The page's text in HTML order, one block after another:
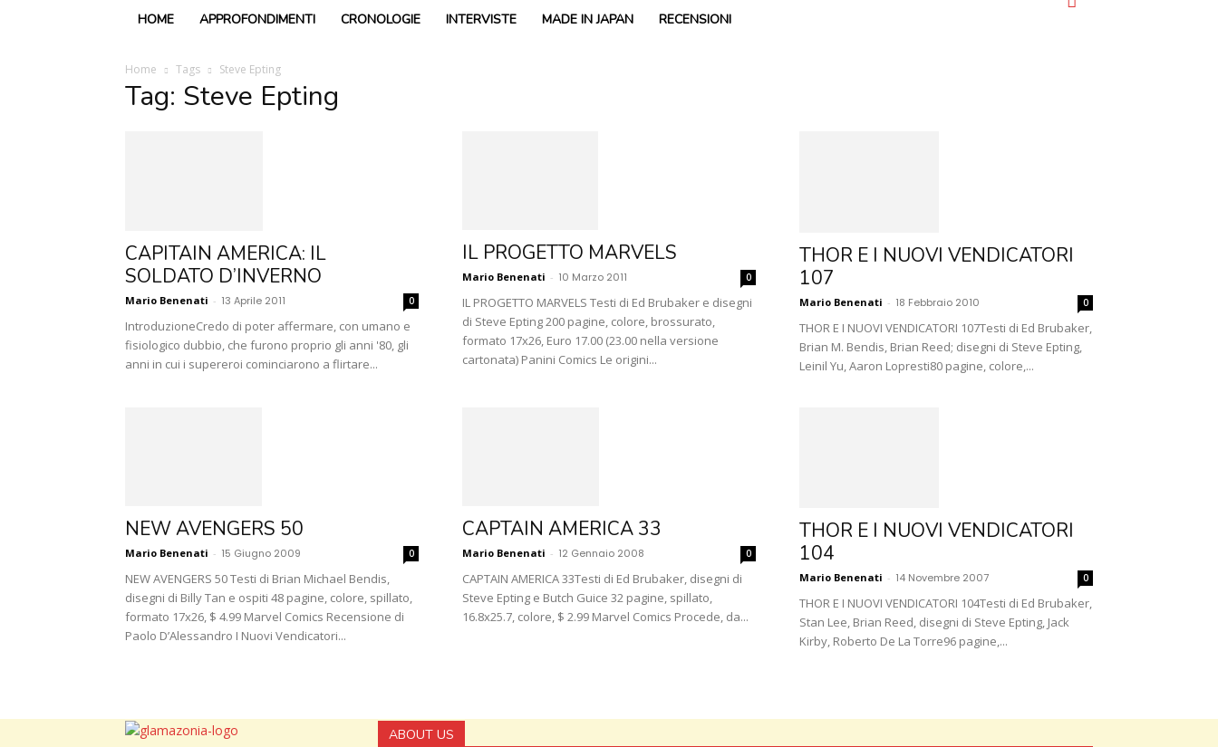
HOME APPROFONDIMENTI CRONOLOGIE INTERVISTE MADE IN JAPAN RECENSIONI
Home Tags Steve Epting
Tag: Steve Epting
CAPITAIN AMERICA: IL
SOLDATO D’INVERNO
Mario Benenati - 13 Aprile 2011 0
IntroduzioneCredo di poter affermare, con umano e
fisiologico dubbio, che furono proprio gli anni '80, gli
anni in cui i supereroi cominciarono a flirtare...
IL PROGETTO MARVELS
Mario Benenati - 10 Marzo 2011 0
IL PROGETTO MARVELS Testi di Ed Brubaker e disegni
di Steve Epting 200 pagine, colore, brossurato,
formato 17x26, Euro 17.00 (23.00 nella versione
cartonata) Panini Comics Le origini...
THOR E I NUOVI VENDICATORI
107
Mario Benenati - 18 Febbraio 2010 0
THOR E I NUOVI VENDICATORI 107Testi di Ed Brubaker,
Brian M. Bendis, Brian Reed; disegni di Steve Epting,
Leinil Yu, Aaron Lopresti80 pagine, colore,...
NEW AVENGERS 50
Mario Benenati - 15 Giugno 2009 0
NEW AVENGERS 50 Testi di Brian Michael Bendis,
disegni di Billy Tan e ospiti 48 pagine, colore, spillato,
formato 17x26, $ 4.99 Marvel Comics Recensione di
Paolo D’Alessandro I Nuovi Vendicatori...
CAPTAIN AMERICA 33
Mario Benenati - 12 Gennaio 2008 0
CAPTAIN AMERICA 33Testi di Ed Brubaker, disegni di
Steve Epting e Butch Guice 32 pagine, spillato,
16.8x25.7, colore, $ 2.99 Marvel Comics Procede, da...
THOR E I NUOVI VENDICATORI
104
Mario Benenati - 14 Novembre 2007 0
THOR E I NUOVI VENDICATORI 104Testi di Ed Brubaker,
Stan Lee, Brian Reed, disegni di Steve Epting, Jack
Kirby, Roberto De La Torre96 pagine,...
ABOUT US